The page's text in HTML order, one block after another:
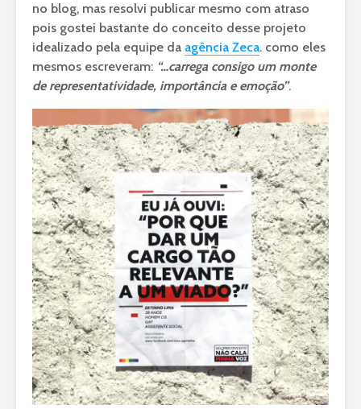
no blog, mas resolvi publicar mesmo com atraso
pois gostei bastante do conceito desse projeto
idealizado pela equipe da agência Zeca. como eles
mesmos escreveram: “…carrega consigo um monte
de representatividade, importância e emoção”.